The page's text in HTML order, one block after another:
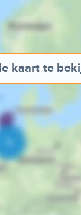
kaart te